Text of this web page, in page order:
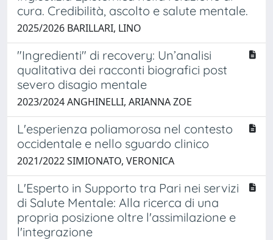
cura. Credibilità, ascolto e salute mentale.
2025/2026 BARILLARI, LINO
"Ingredienti" di recovery: Un’analisi
qualitativa dei racconti biografici post
severo disagio mentale
2023/2024 ANGHINELLI, ARIANNA ZOE
L'esperienza poliamorosa nel contesto
occidentale e nello sguardo clinico
2021/2022 SIMIONATO, VERONICA
L'Esperto in Supporto tra Pari nei servizi
di Salute Mentale: Alla ricerca di una
propria posizione oltre l'assimilazione e
l'integrazione